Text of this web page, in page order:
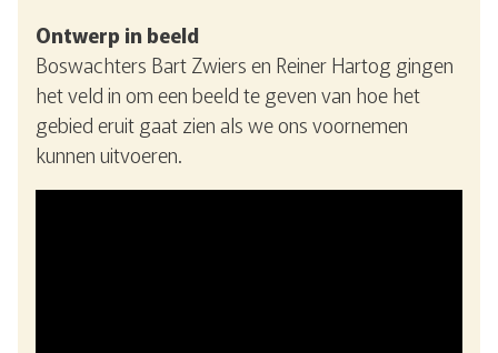
Ontwerp in beeld
Boswachters Bart Zwiers en Reiner Hartog gingen
het veld in om een beeld te geven van hoe het
gebied eruit gaat zien als we ons voornemen
kunnen uitvoeren.